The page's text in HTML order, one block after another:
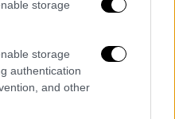
storage
storage
authentication
and other
Με την
Ευρώπης το
τον τοποθετεί
των καλύτερων